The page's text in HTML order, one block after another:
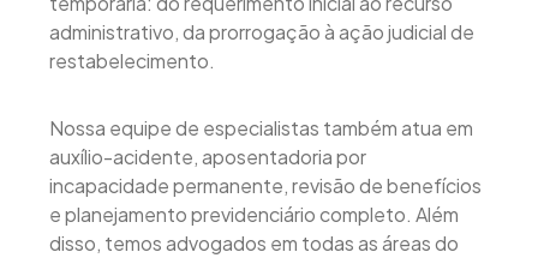
administrativo, da prorrogação à ação judicial de
restabelecimento.
Nossa equipe de especialistas também atua em
auxílio-acidente, aposentadoria por
incapacidade permanente, revisão de benefícios
e planejamento previdenciário completo. Além
disso, temos advogados em todas as áreas do